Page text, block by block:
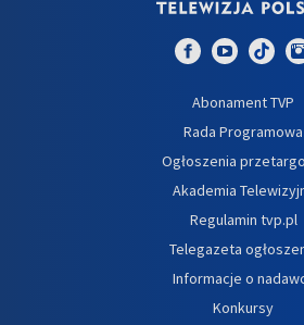
Abonament TVP
Rada Programowa
Ogłoszenia
Akademia
Regulamin tvp.pl
Telegazeta
Informacje o
Konkursy